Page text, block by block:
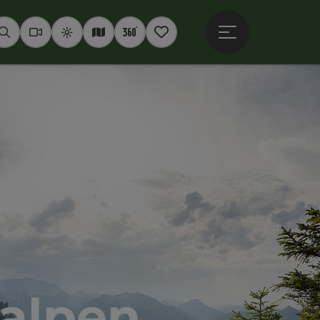
SuchenWebcams
WetterInteraktive Karte
360° Panoramen
Merkzettel